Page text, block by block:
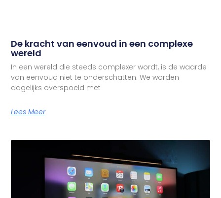
De kracht van eenvoud in een complexe
wereld
In een wereld die steeds complexer wordt, is de waarde
van eenvoud niet te onderschatten. We worden
dagelijks overspoeld met
Lees Meer